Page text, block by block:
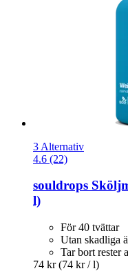
3 Alternativ
4.6 (22)
souldrops
l)
För 40 tvättar
Utan skadliga
Tar bort rester
74 kr (74 kr / l)